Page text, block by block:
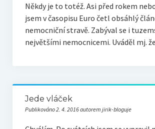
Někdy je to totéž. Asi před rokem
jsem v časopisu Euro četl obsáhlý
nemocniční stravě. Zabýval se i
největšími nemocnicemi. Uváděl mj.
Jede vláček
Publikováno 2. 4. 2016 autorem jirik-bloguje